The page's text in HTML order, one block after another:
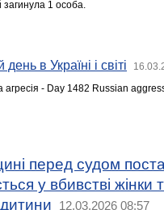
загинула 1 особа.
в Україні і світі
агресія - Day 1482 Russian
перед судом
у вбивстві жінки
12.03.2026 08:57